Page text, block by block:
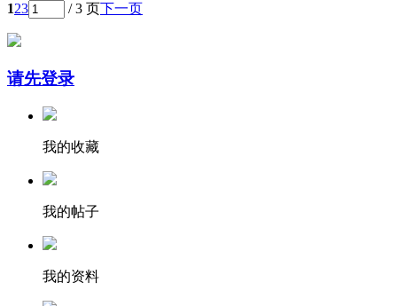
123 / 3 页下一页
请先登录
我的收藏
我的帖子
我的资料